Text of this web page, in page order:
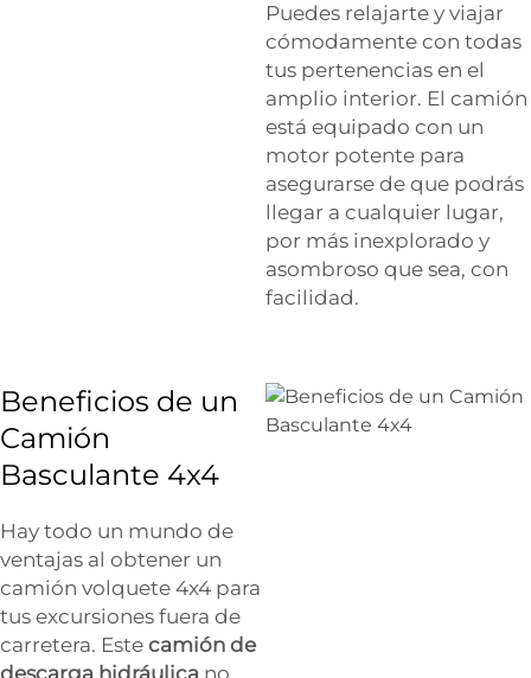
Puedes relajarte y viajar
cómodamente con todas
tus pertenencias en el
amplio interior. El camión
está equipado con un
motor potente para
asegurarse de que podrás
llegar a cualquier lugar,
por más inexplorado y
asombroso que sea, con
facilidad.
Beneficios de un
Camión
Basculante 4x4
Hay todo un mundo de
ventajas al obtener un
camión volquete 4x4 para
tus excursiones fuera de
carretera. Este camión de
descarga hidráulica no